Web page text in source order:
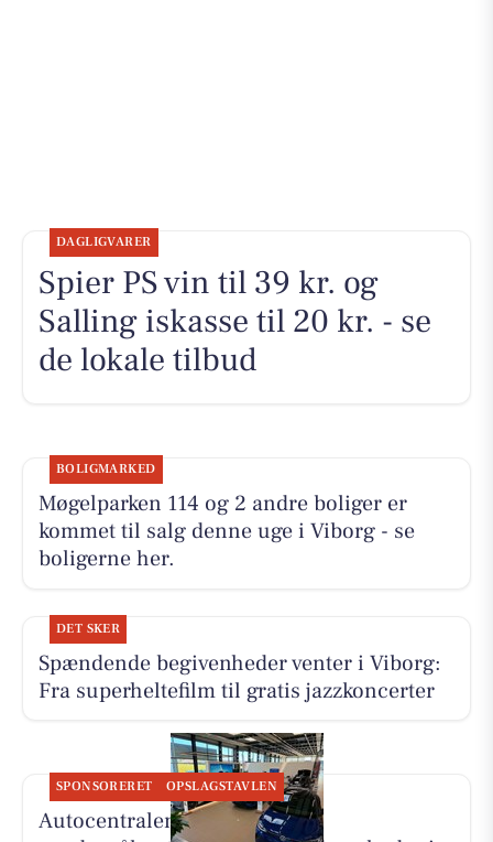
DAGLIGVARER
Spier PS vin til 39 kr. og
Salling iskasse til 20 kr. - se
de lokale tilbud
BOLIGMARKED
Møgelparken 114 og 2 andre boliger er
kommet til salg denne uge i Viborg - se
boligerne her.
DET SKER
Spændende begivenheder venter i Viborg:
Fra superheltefilm til gratis jazzkoncerter
SPONSORERET OPSLAGSTAVLEN
Autocentralen Viborg holder